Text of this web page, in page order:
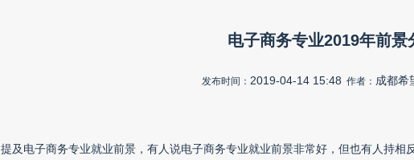
电子商务专业2019年前景
发布时间： 2019-04-14 15:48 作者： 成都希
提及电子商务专业就业前景，有人说电子商务专业就业前景非常好，但也有人持